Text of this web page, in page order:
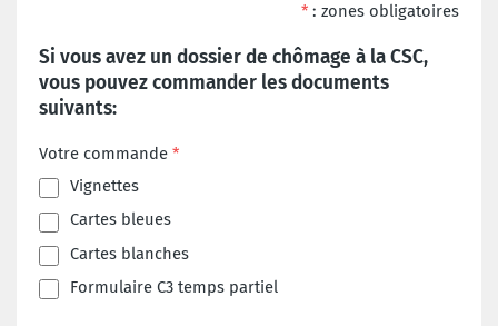
* : zones obligatoires
Si vous avez un dossier de chômage à la CSC,
vous pouvez commander les documents
suivants:
Votre commande
Vignettes
Cartes bleues
Cartes blanches
Formulaire C3 temps partiel